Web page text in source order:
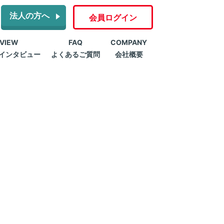
法人の方へ 会員ログイン
ンタビュー
FAQ
よくあるご質問
COMPANY
会社概要